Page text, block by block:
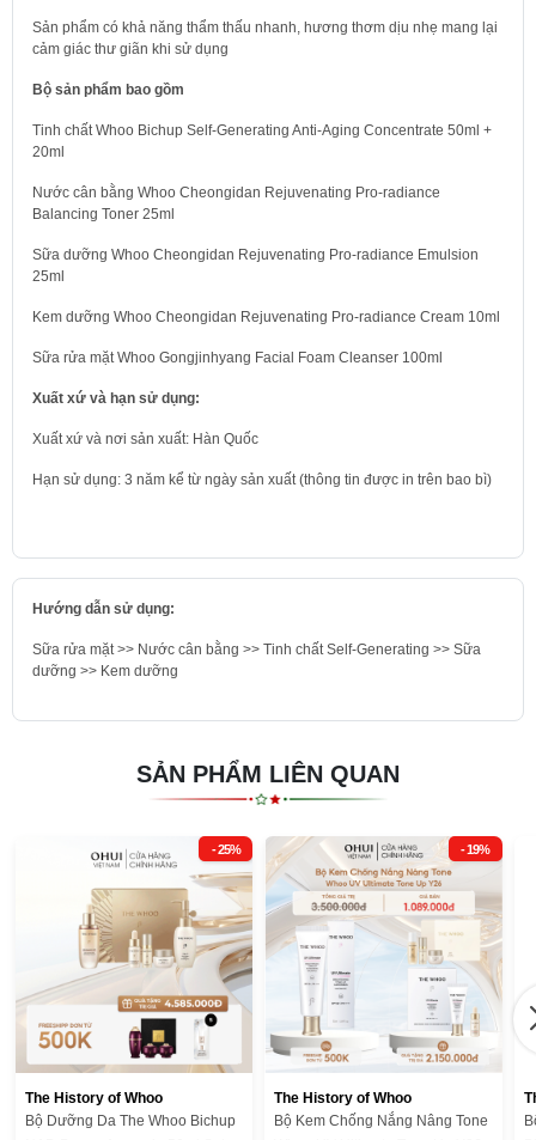
Sản phẩm có khả năng thẩm thấu nhanh, hương thơm dịu nhẹ mang lại
cảm giác thư giãn khi sử dụng
Bộ sản phẩm bao gồm
Tinh chất Whoo Bichup Self-Generating Anti-Aging Concentrate 50ml +
20ml
Nước cân bằng Whoo Cheongidan Rejuvenating Pro-radiance
Balancing Toner 25ml
Sữa dưỡng Whoo Cheongidan Rejuvenating Pro-radiance Emulsion
25ml
Kem dưỡng Whoo Cheongidan Rejuvenating Pro-radiance Cream 10ml
Sữa rửa mặt Whoo Gongjinhyang Facial Foam Cleanser 100ml
Xuất xứ và hạn sử dụng:
Xuất xứ và nơi sản xuất: Hàn Quốc
Hạn sử dụng: 3 năm kể từ ngày sản xuất (thông tin được in trên bao bì)
Hướng dẫn sử dụng:
Sữa rửa mặt >> Nước cân bằng >> Tinh chất Self-Generating >> Sữa
dưỡng >> Kem dưỡng
SẢN PHẨM LIÊN QUAN
- 25%
The History of Whoo
Bộ Dưỡng Da The Whoo Bichup
- 19%
The History of Whoo
Bộ Kem Chống Nắng Nâng Tone